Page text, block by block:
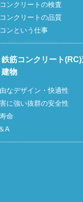
ンクリートの検査
ンクリートの品質
ンという仕事
鉄筋コンクリート
建物
なデザイン・快適性
に強い抜群の安全性
命
A